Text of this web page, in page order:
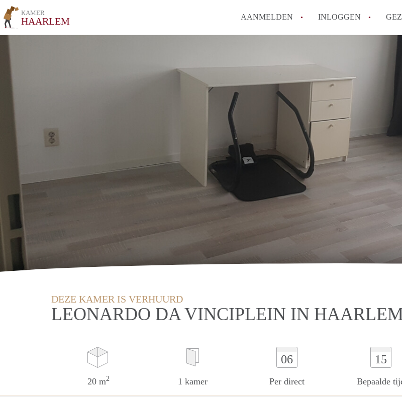
KAMER
HAARLEM AANMELDEN INLOGGEN
How to
Wat is de
Berekent
Is
Alle
DEZE KAMER IS VERHUURD
LEONARDO DA VINCIPLEIN IN
20 m2 1 kamer
06
Per direct
15
Bepaalde